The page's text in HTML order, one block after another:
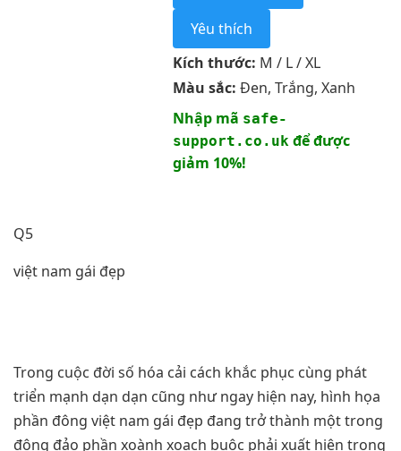
Yêu thích
Kích thước: M / L / XL
Màu sắc: Đen, Trắng, Xanh
Nhập mã safe-
support.co.ukđể được
giảm 10%!
Q5
việt nam gái đẹp
Trong cuộc đời số hóa cải cách khắc phục cùng phát
triển mạnh dạn dạn cũng như ngay hiện nay, hình họa
phần đông việt nam gái đẹp đang trở thành một trong
đông đảo phần xoành xoạch buộc phải xuất hiện trong